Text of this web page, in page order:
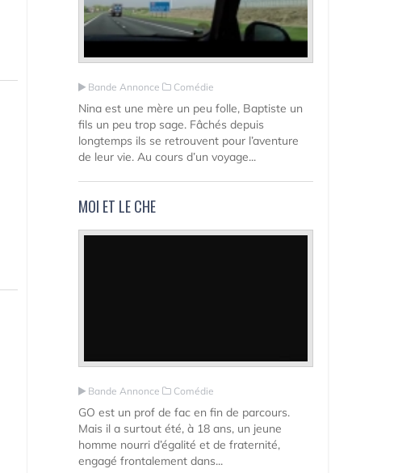
Bande Annonce Comédie
Nina est une mère un peu folle, Baptiste un
fils un peu trop sage. Fâchés depuis
longtemps ils se retrouvent pour l’aventure
de leur vie. Au cours d’un voyage...
MOI ET LE CHE
Bande Annonce Comédie
GO est un prof de fac en fin de parcours.
Mais il a surtout été, à 18 ans, un jeune
homme nourri d’égalité et de fraternité,
engagé frontalement dans...